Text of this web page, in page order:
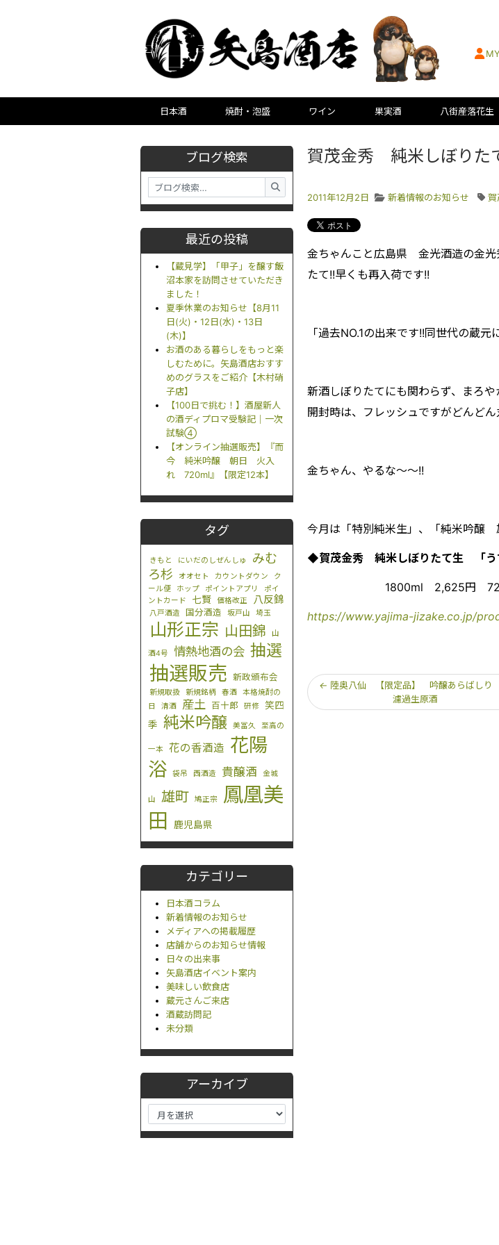
日本酒 焼酎・泡盛 ワイン 果実酒 八街産落花生
ブログ検索
最近の投稿
【蔵見学】「甲子」を醸す飯
沼本家を訪問させていただき
ました！
夏季休業のお知らせ【8月11
日(火)・12日(水)・13日
(木)】
お酒のある暮らしをもっと楽
しむために。矢島酒店おすす
めのグラスをご紹介【木村硝
子店】
【100日で挑む！】酒屋新人
の酒ディプロマ受験記｜一次
試験④
【オンライン抽選販売】『而
今 純米吟醸 朝日 火入
れ 720ml』【限定12本】
タグ
きもと にいだのしぜんしゅ
みむ
ろ杉
オオセト カウントダウン
ク
ール便
ホップ ポイントアプリ
ポイ
ントカード
七賢 価格改正 八反錦
八戸酒造 国分酒造 坂戸山 埼玉
山形正宗 山田錦 山
酒4号 情熱地酒の会 抽選
抽選販売 新政頒布会
新規取扱 新規銘柄 春酒
本格焼酎の
日
清酒 産土 百十郎 研修
笑四
季 純米吟醸 美冨久 至高の
一本 花の香酒造 花陽
浴
袋吊 西酒造 貴醸酒 金城
山 雄町 鳩正宗
鳳凰美
田
鹿児島県
カテゴリー
日本酒コラム
新着情報のお知らせ
メディアへの掲載履歴
店舗からのお知らせ情報
日々の出来事
矢島酒店イベント案内
美味しい飲食店
蔵元さんご来店
酒蔵訪問記
未分類
アーカイブ
賀茂金秀 純米しぼり
2011年12月2日 新着情報のお知らせ 賀
金ちゃんこと広島県 金光酒造の金光
たて!!早くも再入荷です!!
「過去NO.1の出来です!!同世代の蔵
新酒しぼりたてにも関わらず、まろ
開封時は、フレッシュですがどんど
金ちゃん、やるな～～!!
今月は「特別純米生」、「純米吟醸
◆賀茂金秀 純米しぼりたて生 「
1800ml 2,625円
https://www.yajima-jizake.co.jp/
← 陸奥八仙 【限定品】 吟醸あらばし
濾過生原酒